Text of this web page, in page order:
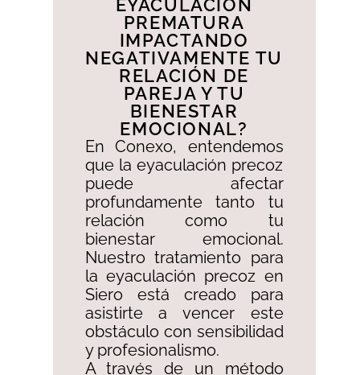
EYACULACIÓN
PREMATURA
IMPACTANDO
NEGATIVAMENTE TU
RELACIÓN DE
PAREJA Y TU
BIENESTAR
EMOCIONAL?​
En Conexo, entendemos
que la eyaculación precoz
puede afectar
profundamente tanto tu
relación como tu
bienestar emocional.
Nuestro tratamiento para
la eyaculación precoz en
Siero está creado para
asistirte a vencer este
obstáculo con sensibilidad
y profesionalismo. ​
A través de un método